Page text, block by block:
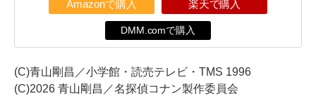
Amazonで購入 楽天で購入
DMM.comで購入
(C)青山剛昌／小学館・読売テレビ・TMS 1996
(C)2026 青山剛昌／名探偵コナン製作委員会